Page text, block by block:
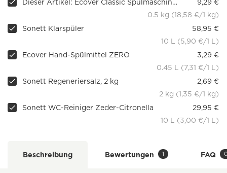
Dieser Artikel: Ecover Classic Spülmaschinen-Tabs Zitrone
9,29 €
0.5 kg (18,58 €/1 kg)
Sonett Klarspüler
58,95 €
10 L (5,90 €/1 L)
Ecover Hand-Spülmittel ZERO
3,29 €
0.45 L (7,31 €/1 L)
Sonett Regeneriersalz, 2 kg
2,69 €
2 kg (1,35 €/1 kg)
Sonett WC-Reiniger Zeder-Citronella
29,95 €
10 L (3,00 €/1 L)
Beschreibung Bewertungen 1 FAQ